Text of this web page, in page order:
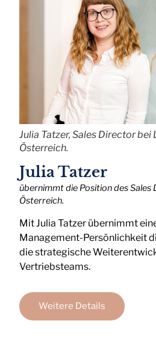
Julia Tatzer, Sales Director bei
Österreich.
Julia Tatzer
übernimmt die Position des
Österreich.
Mit Julia Tatzer übernimmt
Management-Persönlichkeit
die strategische
Vertriebsteams.
Weitere Details